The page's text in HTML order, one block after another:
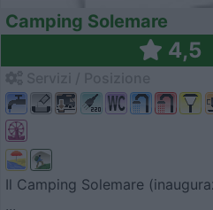
Camping Solemare
4,5
Il Camping Solemare
...